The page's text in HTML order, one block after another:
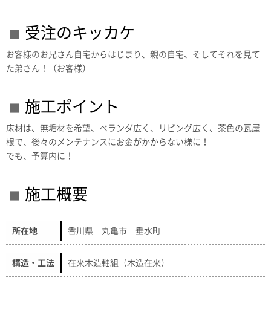
受注のキッカケ
お客様のお兄さん自宅からはじまり、親の自宅、そしてそれを見て
た弟さん！（お客様）
施工ポイント
床材は、無垢材を希望、ベランダ広く、リビング広く、茶色の瓦屋
根で、後々のメンテナンスにお金がかからない様に！
でも、予算内に！
施工概要
所在地 香川県 丸亀市 垂水町
構造・工法 在来木造軸組（木造在来）